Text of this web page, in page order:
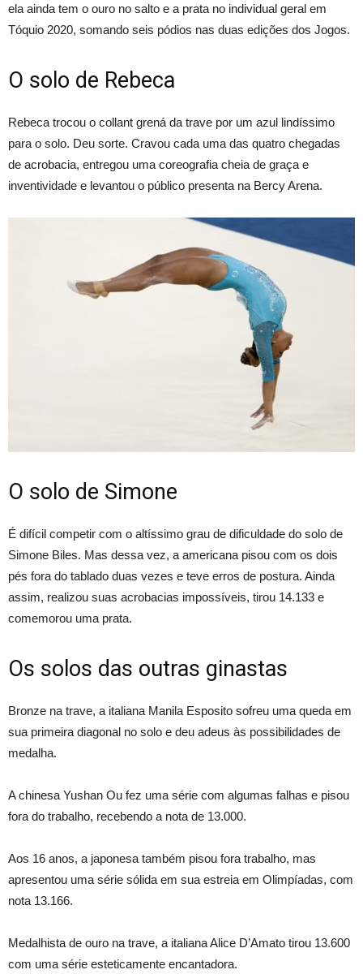
ela ainda tem o ouro no salto e a prata no individual geral em
Tóquio 2020, somando seis pódios nas duas edições dos Jogos.
O solo de Rebeca
Rebeca trocou o collant grená da trave por um azul lindíssimo
para o solo. Deu sorte. Cravou cada uma das quatro chegadas
de acrobacia, entregou uma coreografia cheia de graça e
inventividade e levantou o público presenta na Bercy Arena.
O solo de Simone
É difícil competir com o altíssimo grau de dificuldade do solo de
Simone Biles. Mas dessa vez, a americana pisou com os dois
pés fora do tablado duas vezes e teve erros de postura. Ainda
assim, realizou suas acrobacias impossíveis, tirou 14.133 e
comemorou uma prata.
Os solos das outras ginastas
Bronze na trave, a italiana Manila Esposito sofreu uma queda em
sua primeira diagonal no solo e deu adeus às possibilidades de
medalha.
A chinesa Yushan Ou fez uma série com algumas falhas e pisou
fora do trabalho, recebendo a nota de 13.000.
Aos 16 anos, a japonesa também pisou fora trabalho, mas
apresentou uma série sólida em sua estreia em Olimpíadas, com
nota 13.166.
Medalhista de ouro na trave, a italiana Alice D’Amato tirou 13.600
com uma série esteticamente encantadora.